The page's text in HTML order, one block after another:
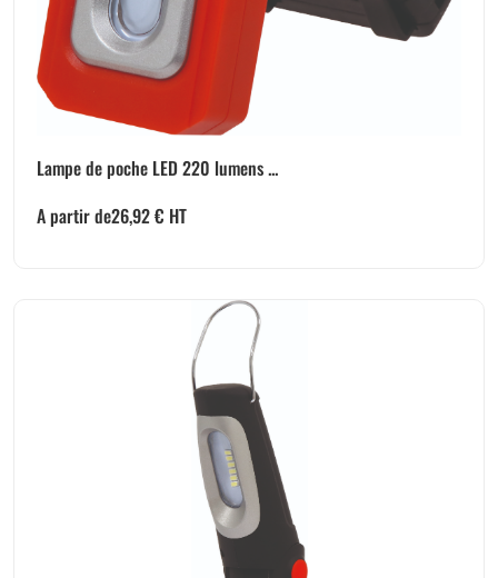
Lampe de poche LED 220 lumens ...
A partir de26,92€ HT